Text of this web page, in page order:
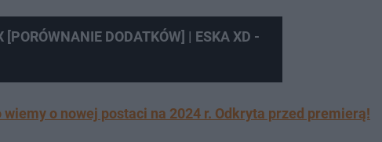
DODATKÓW] | ESKA XD -
o nowej postaci na 2024 r. Odkryta przed premierą!